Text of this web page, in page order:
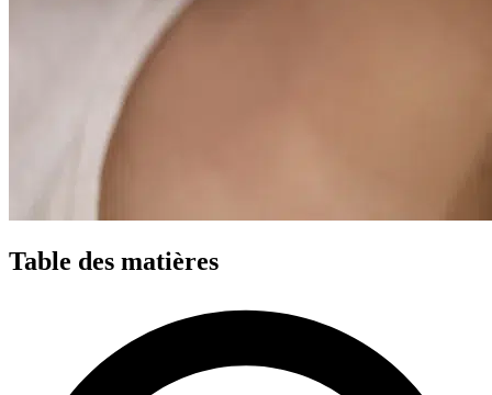
Table des matières